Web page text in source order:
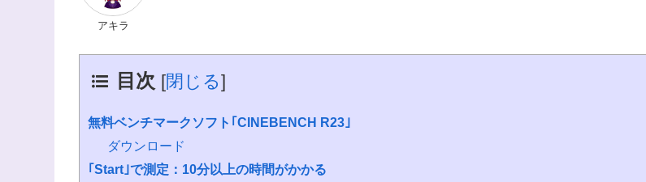
アキラ
目次 [閉じる]
無料ベンチマークソフト｢CINEBENCH R23｣
ダウンロード
｢Start｣で測定：10分以上の時間がかかる